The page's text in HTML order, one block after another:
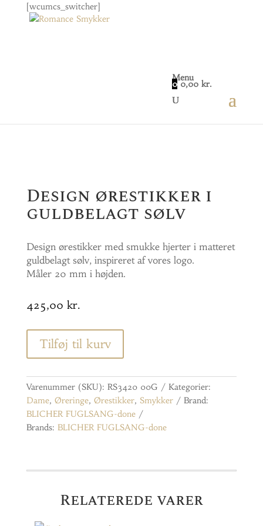
[wcumcs_switcher]
Menu
0 0,00kr.
/ Design ørestikker i
Design ørestikker i
guldbelagt sølv
Design ørestikker med smukke hjerter i matteret
guldbelagt sølv, inspireret af vores logo.
Måler 20 mm i højden.
425,00 kr.
Tilføj til kurv
Varenummer (SKU): RS3420 00G
Kategorier:
Dame, Øreringe, Ørestikker, Smykker
Brand:
BLICHER FUGLSANG-done
Brands: BLICHER FUGLSANG-done
Relaterede varer